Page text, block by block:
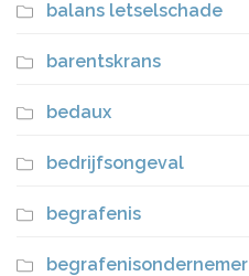
balans letselschade
barentskrans
bedaux
bedrijfsongeval
begrafenis
begrafenisondernemer